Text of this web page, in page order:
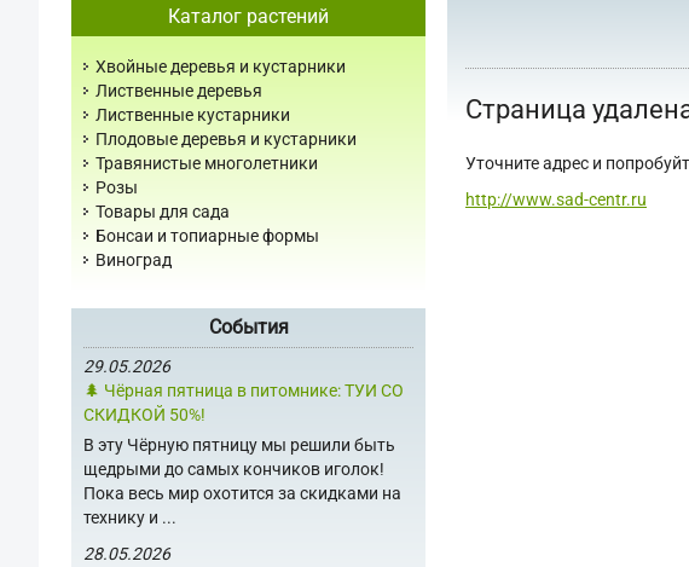
Каталог растений
Хвойные деревья и кустарники
Лиственные деревья
Лиственные кустарники
Плодовые деревья и кустарники
Травянистые многолетники
Розы
Товары для сада
Бонсаи и топиарные формы
Виноград
События
29.05.2026
🌲 Чёрная пятница в питомнике: ТУИ СО
СКИДКОЙ 50%!
В эту Чёрную пятницу мы решили быть
щедрыми до самых кончиков иголок!
Пока весь мир охотится за скидками на
технику и ...
28.05.2026
Страница
Уточните адрес и
http://www.sad-centr.ru